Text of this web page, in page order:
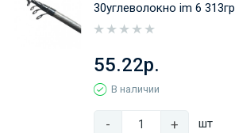
30углеволокно im 6 313гр
55.22р.
В наличии
- + шт